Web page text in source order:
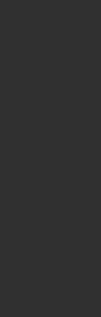
かりやすく解説
を解説
プリから探す方法を
回線ごとの平均を
解説